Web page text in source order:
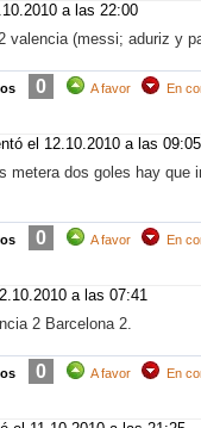
a las 22:00
valencia (messi; aduriz y
0 A favor En
el 12.10.2010 a las 09:05
metera dos goles hay que
0 A favor En
a las 07:41
2 Barcelona 2.
0 A favor En